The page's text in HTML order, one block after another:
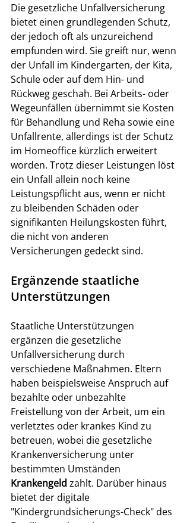
Die gesetzliche Unfallversicherung
bietet einen grundlegenden Schutz,
der jedoch oft als unzureichend
empfunden wird. Sie greift nur, wenn
der Unfall im Kindergarten, der Kita,
Schule oder auf dem Hin- und
Rückweg geschah. Bei Arbeits- oder
Wegeunfällen übernimmt sie Kosten
für Behandlung und Reha sowie eine
Unfallrente, allerdings ist der Schutz
im Homeoffice kürzlich erweitert
worden. Trotz dieser Leistungen löst
ein Unfall allein noch keine
Leistungspflicht aus, wenn er nicht
zu bleibenden Schäden oder
signifikanten Heilungskosten führt,
die nicht von anderen
Versicherungen gedeckt sind.
Ergänzende staatliche
Unterstützungen
Staatliche Unterstützungen
ergänzen die gesetzliche
Unfallversicherung durch
verschiedene Maßnahmen. Eltern
haben beispielsweise Anspruch auf
bezahlte oder unbezahlte
Freistellung von der Arbeit, um ein
verletztes oder krankes Kind zu
betreuen, wobei die gesetzliche
Krankenversicherung unter
bestimmten Umständen
Krankengeld zahlt. Darüber hinaus
bietet der digitale
"Kindergrundsicherungs-Check" des